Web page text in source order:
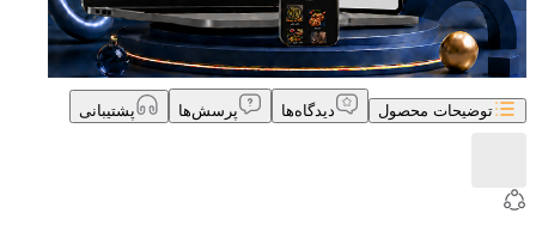
توضیحات محصول دیدگاه‌ها پرسش‌ها پشتیبانی